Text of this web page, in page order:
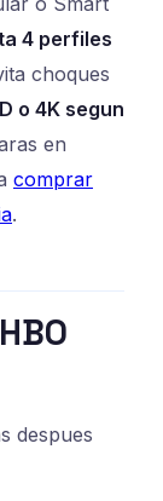
4 perfiles
choques
o 4K segun
en
comprar
.
despues